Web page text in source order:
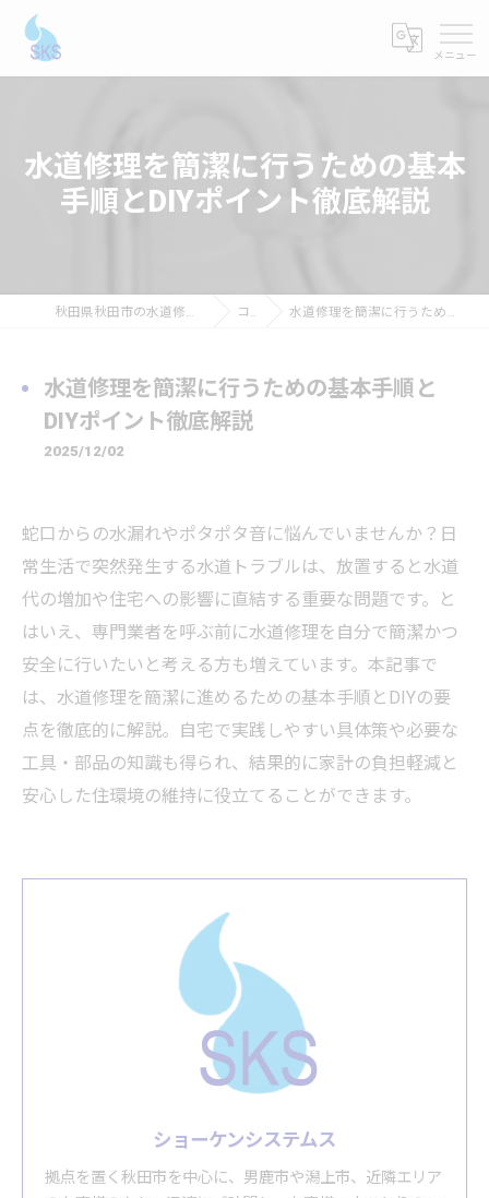
水道修理を簡潔に行うための基本
手順とDIYポイント徹底解説
秋田県秋田市の水道修理ならショーケンシステムス コラム 水道修理を簡潔に行うための基本手順とDIYポイント徹底解説
水道修理を簡潔に行うための基本手順と
DIYポイント徹底解説
2025/12/02
蛇口からの水漏れやポタポタ音に悩んでいませんか？日
常生活で突然発生する水道トラブルは、放置すると水道
代の増加や住宅への影響に直結する重要な問題です。と
はいえ、専門業者を呼ぶ前に水道修理を自分で簡潔かつ
安全に行いたいと考える方も増えています。本記事で
は、水道修理を簡潔に進めるための基本手順とDIYの要
点を徹底的に解説。自宅で実践しやすい具体策や必要な
工具・部品の知識も得られ、結果的に家計の負担軽減と
安心した住環境の維持に役立てることができます。
ショーケンシステムス
拠点を置く秋田市を中心に、男鹿市や潟上市、近隣エリア